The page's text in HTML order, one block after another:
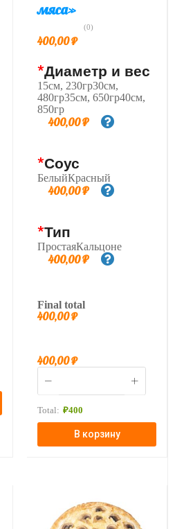
мяса»
(0)
400,00₽
*Диаметр и вес
15см, 230гр30см,
480гр35см, 650гр40см,
850гр
400,00₽
*Соус
БелыйКрасный
400,00₽
*Тип
ПростаяКальцоне
400,00₽
Final total
400,00₽
400,00₽
Total: ₽400
В корзину